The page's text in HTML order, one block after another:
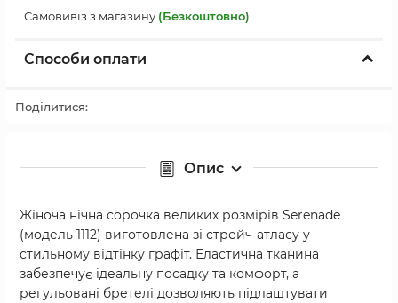
Самовивіз з магазину (Безкоштовно)
Способи оплати
Поділитися:
Опис
Жіноча нічна сорочка великих розмірів Serenade
(модель 1112) виготовлена зі стрейч-атласу у
стильному відтінку графіт. Еластична тканина
забезпечує ідеальну посадку та комфорт, а
регульовані бретелі дозволяють підлаштувати